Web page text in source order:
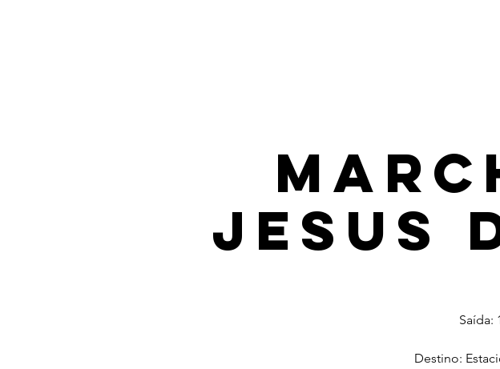
Jesus
Saída:
Destino: